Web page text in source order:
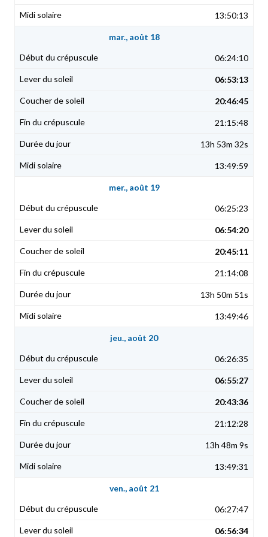
13:50:13
mar., août 18
06:24:10
06:53:13
20:46:45
21:15:48
13h 53m 32s
13:49:59
mer., août 19
06:25:23
06:54:20
20:45:11
21:14:08
13h 50m 51s
13:49:46
jeu., août 20
06:26:35
06:55:27
20:43:36
21:12:28
13h 48m 9s
13:49:31
ven., août 21
06:27:47
06:56:34